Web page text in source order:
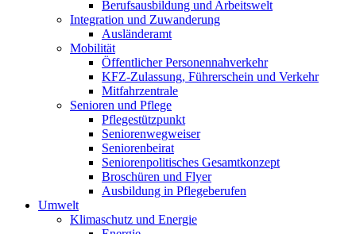
Berufsausbildung und Arbeitswelt
Integration und Zuwanderung
Ausländeramt
Mobilität
Öffentlicher Personennahverkehr
KFZ-Zulassung, Führerschein und Verkehr
Mitfahrzentrale
Senioren und Pflege
Pflegestützpunkt
Seniorenwegweiser
Seniorenbeirat
Seniorenpolitisches Gesamtkonzept
Broschüren und Flyer
Ausbildung in Pflegeberufen
Umwelt
Klimaschutz und Energie